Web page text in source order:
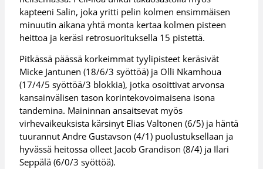
kapteeni Salin, joka yritti pelin kolmen ensimmäisen
minuutin aikana yhtä monta kertaa kolmen pisteen
heittoa ja keräsi retrosuorituksella 15 pistettä.
Pitkässä päässä korkeimmat tyylipisteet keräsivät
Micke Jantunen (18/6/3 syöttöä) ja Olli Nkamhoua
(17/4/5 syöttöä/3 blokkia), jotka osoittivat arvonsa
kansainvälisen tason korintekovoimaisena isona
tandemina. Maininnan ansaitsevat myös
virhevaikeuksista kärsinyt Elias Valtonen (6/5) ja häntä
tuurannut Andre Gustavson (4/1) puolustuksellaan ja
hyvässä heitossa olleet Jacob Grandison (8/4) ja Ilari
Seppälä (6/0/3 syöttöä).